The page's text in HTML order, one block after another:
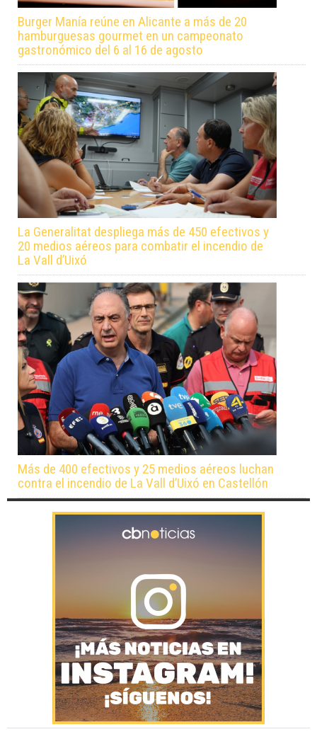
Burger Manía reúne en Alicante a más de 20
hamburguesas gourmet en un campeonato
gastronómico del 6 al 16 de agosto
La Generalitat despliega más de 450 efectivos y
20 medios aéreos para combatir el incendio de
La Vall d’Uixó
Más de 400 efectivos y 25 medios aéreos luchan
contra el incendio de La Vall d’Uixó en Castellón